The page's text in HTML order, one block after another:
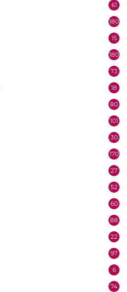
61
180
15
180
73
18
80
101
30
170
27
52
60
88
22
97
6
74